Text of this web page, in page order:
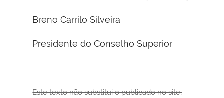
Breno Carrilo Silveira
Presidente do Conselho Superior
Este texto não substitui o publicado no site,